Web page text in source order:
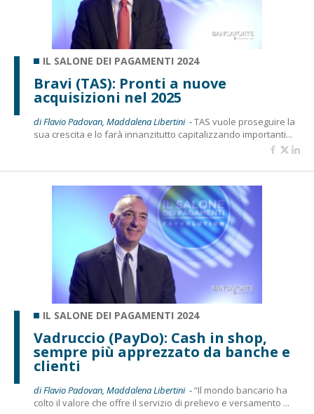
IL SALONE DEI PAGAMENTI 2024
Bravi (TAS): Pronti a nuove
acquisizioni nel 2025
di Flavio Padovan, Maddalena Libertini -TAS vuole proseguire la
sua crescita e lo farà innanzitutto capitalizzando importanti...
IL SALONE DEI PAGAMENTI 2024
Vadruccio (PayDo): Cash in shop,
sempre più apprezzato da banche e
clienti
di Flavio Padovan, Maddalena Libertini -“Il mondo bancario ha
colto il valore che offre il servizio di prelievo e versamento ...